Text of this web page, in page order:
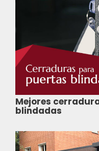
Mejores
blindadas